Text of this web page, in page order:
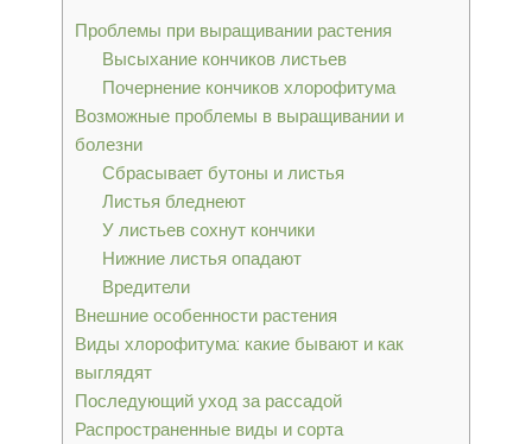
Проблемы при выращивании растения
Высыхание кончиков листьев
Почернение кончиков хлорофитума
Возможные проблемы в выращивании и
болезни
Сбрасывает бутоны и листья
Листья бледнеют
У листьев сохнут кончики
Нижние листья опадают
Вредители
Внешние особенности растения
Виды хлорофитума: какие бывают и как
выглядят
Последующий уход за рассадой
Распространенные виды и сорта